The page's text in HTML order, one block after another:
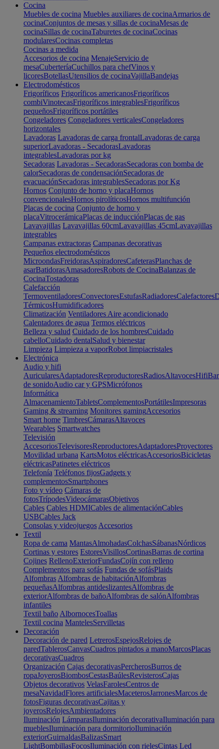
Cocina
Muebles de cocina Muebles auxiliares de cocinaArmarios de
cocinaConjuntos de mesas y sillas de cocinaMesas de
cocinaSillas de cocinaTaburetes de cocinaCocinas
modularesCocinas completas
Cocinas a medida
Accesorios de cocina MenajeServicio de
mesaCuberteríaCuchillos para chefVinos y
licoresBotellasUtensilios de cocinaVajillaBandejas
Electrodomésticos
Frigoríficos Frigoríficos americanosFrigoríficos
combiVinotecasFrigoríficos integrablesFrigoríficos
pequeñosFrigoríficos portátiles
Congeladores Congeladores verticalesCongeladores
horizontales
Lavadoras Lavadoras de carga frontalLavadoras de carga
superiorLavadoras - SecadorasLavadoras
integrablesLavadoras por kg
Secadoras Lavadoras - SecadorasSecadoras con bomba de
calorSecadoras de condensaciónSecadoras de
evacuaciónSecadoras integrablesSecadoras por Kg
Hornos Conjunto de horno y placaHornos
convencionalesHornos pirolíticosHornos multifunción
Placas de cocina Conjunto de horno y
placaVitrocerámicaPlacas de inducciónPlacas de gas
Lavavajillas Lavavajillas 60cmLavavajillas 45cmLavavajillas
integrables
Campanas extractoras Campanas decorativas
Pequeños electrodomésticos
MicroondasFreidorasAspiradoresCafeterasPlanchas de
asarBatidorasAmasadoresRobots de CocinaBalanzas de
CocinaTostadoras
Calefacción
TermoventiladoresConvectoresEstufasRadiadoresCalefactores
TérmicosHumidificadores
Climatización Ventiladores Aire acondicionado
Calentadores de agua Termos eléctricos
Belleza y salud Cuidado de los hombresCuidado
cabelloCuidado dentalSalud y bienestar
Limpieza Limpieza a vaporRobot limpiacristales
Electrónica
Audio y hifi
AuricularesAdaptadoresReproductoresRadiosAltavocesHifi
de sonidoAudio car y GPSMicrófonos
Informática
AlmacenamientoTabletsComplementosPortátilesImpresoras
Gaming & streaming Monitores gamingAccesorios
Smart home TimbresCámarasAltavoces
Wearables Smartwatches
Televisión
AccesoriosTelevisoresReproductoresAdaptadoresProyectores
Movilidad urbana KartsMotos eléctricasAccesoriosBicicletas
eléctricasPatinetes eléctricos
Telefonía Teléfonos fijosGadgets y
complementosSmartphones
Foto y vídeo Cámaras de
fotosTrípodesVideocámarasObjetivos
Cables Cables HDMICables de alimentaciónCables
USBCables Jack
Consolas y videojuegos Accesorios
Textil
Ropa de cama MantasAlmohadasColchasSábanasNórdicos
Cortinas y estores EstoresVisillosCortinasBarras de cortina
Cojines RellenoExteriorFundasCojín con relleno
Complementos para sofás Fundas de sofásPlaids
Alfombras Alfombras de habitaciónAlfombras
pequeñasAlfombras antideslizantesAlfombras de
exteriorAlfombras de bañoAlfombras de salónAlfombras
infantiles
Textil baño AlbornocesToallas
Textil cocina MantelesServilletas
Decoración
Decoración de pared LetrerosEspejosRelojes de
paredTablerosCanvasCuadros pintados a manoMarcosPlacas
decorativasCuadros
Organización Cajas decorativasPercherosBurros de
ropaJoyerosBiombosCestasBaúlesRevisterosCajas
Objetos decorativos VelasFarolesCentros de
mesaNavidadFlores artificialesMaceterosJarronesMarcos de
fotosFiguras decorativasCajitas y
joyerosRelojesAmbientadores
Iluminación LámparasIluminación decorativaIluminación para
mueblesIluminación para dormitorioIluminación
exteriorGuirnaldasBalizasSmart
LightBombillasFocosIluminación con rielesCintas Led